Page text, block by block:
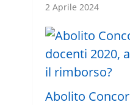
2 Aprile 2024
Abolito